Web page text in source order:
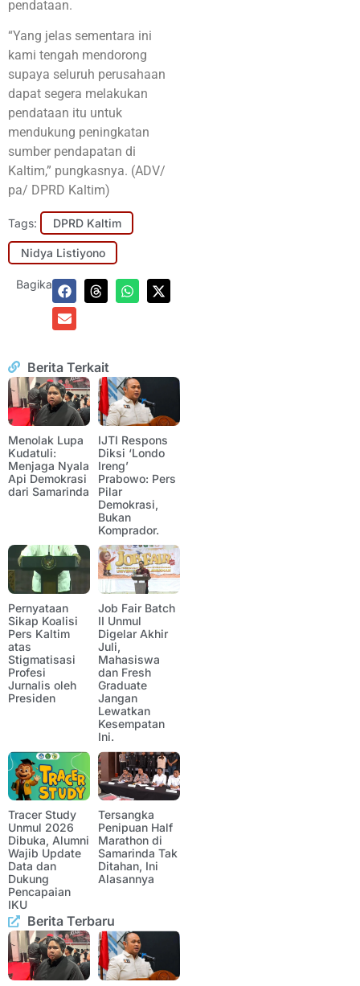
pendataan.
“Yang jelas sementara ini
kami tengah mendorong
supaya seluruh perusahaan
dapat segera melakukan
pendataan itu untuk
mendukung peningkatan
sumber pendapatan di
Kaltim,” pungkasnya. (ADV/
pa/ DPRD Kaltim)
Tags: DPRD Kaltim
Nidya Listiyono
Bagikan:
Berita Terkait
Menolak Lupa
Kudatuli:
Menjaga Nyala
Api Demokrasi
dari Samarinda
IJTI Respons
Diksi ‘Londo
Ireng’
Prabowo: Pers
Pilar
Demokrasi,
Bukan
Komprador.
Pernyataan
Sikap Koalisi
Pers Kaltim
atas
Stigmatisasi
Profesi
Jurnalis oleh
Presiden
Job Fair Batch
II Unmul
Digelar Akhir
Juli,
Mahasiswa
dan Fresh
Graduate
Jangan
Lewatkan
Kesempatan
Ini.
Tracer Study
Unmul 2026
Dibuka, Alumni
Wajib Update
Data dan
Dukung
Pencapaian
IKU
Tersangka
Penipuan Half
Marathon di
Samarinda Tak
Ditahan, Ini
Alasannya
Berita Terbaru